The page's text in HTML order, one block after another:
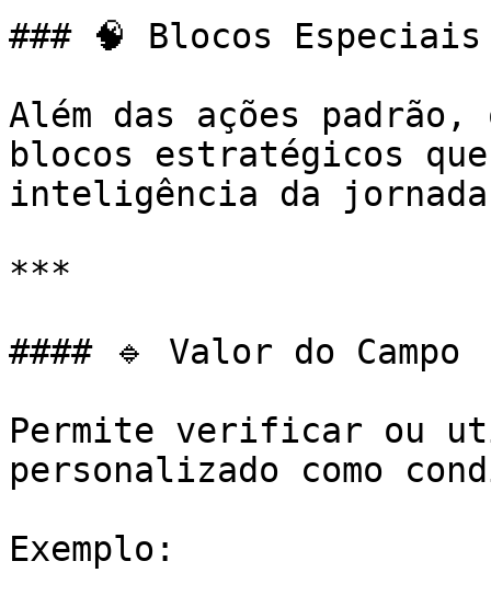
### 🧠 Blocos
Além das ações
blocos estratégicos
inteligência da
***
#### 🔹 Valor do Campo
Permite verificar ou
personalizado como
Exemplo: